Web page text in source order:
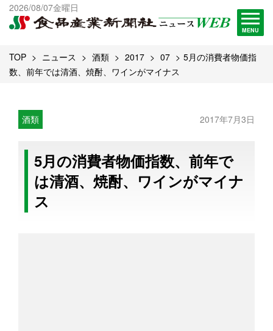
2026/08/07金曜日
MENU
出版物一覧へ
試読・購読申し込み
TOP ニュース 酒類 2017 07
5月の消費者物価指
数、前年では清酒、焼酎、ワインがマイナス
酒類 2017年7月3日
5月の消費者物価指数、前年で
は清酒、焼酎、ワインがマイナ
ス